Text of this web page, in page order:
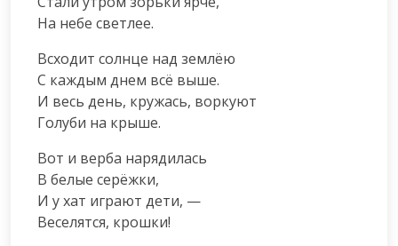
На небе светлее.
Всходит солнце над землёю
С каждым днем всё выше.
И весь день, кружась, воркуют
Голуби на крыше.
Вот и верба нарядилась
В белые серёжки,
И у хат играют дети, —
Веселятся, крошки!